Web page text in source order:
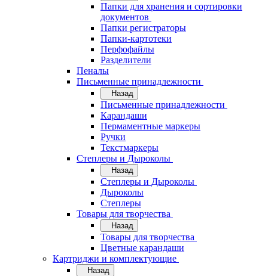
Папки для хранения и сортировки
документов
Папки регистраторы
Папки-картотеки
Перфофайлы
Разделители
Пеналы
Письменные принадлежности
Назад
Письменные принадлежности
Карандаши
Пермаментные маркеры
Ручки
Текстмаркеры
Степлеры и Дыроколы
Назад
Степлеры и Дыроколы
Дыроколы
Степлеры
Товары для творчества
Назад
Товары для творчества
Цветные карандаши
Картриджи и комплектующие
Назад